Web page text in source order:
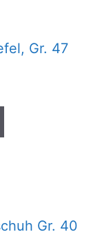
Gr. 47
Gr. 40